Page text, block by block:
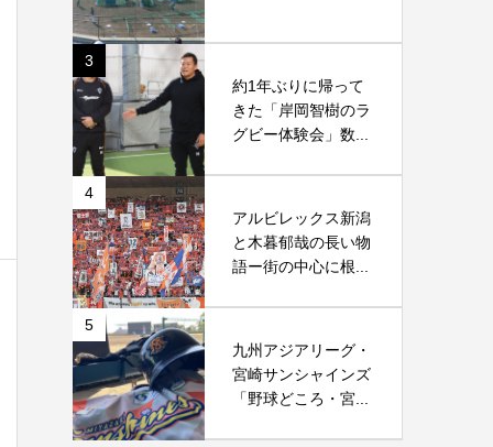
3
約1年ぶりに帰って
きた「岸岡智樹のラ
グビー体験会」数...
4
アルビレックス新潟
と木暮郁哉の長い物
語ー街の中心に根...
5
九州アジアリーグ・
宮崎サンシャインズ
「野球どころ・宮...